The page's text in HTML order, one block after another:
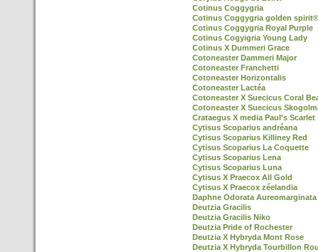
Cotinus Coggygria
Cotinus Coggygria golden spirit®
Cotinus Coggygria Royal Purple
Cotinus Cogyigria Young Lady
Cotinus X Dummeri Grace
Cotoneaster Dammeri Major
Cotoneaster Franchetti
Cotoneaster Horizontalis
Cotoneaster Lactéa
Cotoneaster X Suecicus Coral
Cotoneaster X Suecicus
Crataegus X media Paul's Scarlet
Cytisus Scoparius andréana
Cytisus Scoparius Killiney Red
Cytisus Scoparius La Coquette
Cytisus Scoparius Lena
Cytisus Scoparius Luna
Cytisus X Praecox All Gold
Cytisus X Praecox zéelandia
Daphne Odorata Aureomarginata
Deutzia Gracilis
Deutzia Gracilis Niko
Deutzia Pride of Rochester
Deutzia X Hybryda Mont Rose
Deutzia X Hybryda Tourbillon